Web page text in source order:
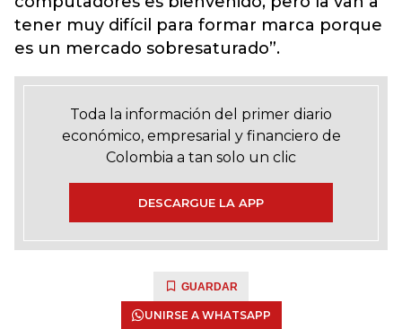
tener muy difícil para formar marca porque
es un mercado sobresaturado”.
Toda la información del primer diario
económico, empresarial y financiero de
Colombia a tan solo un clic
DESCARGUE LA APP
GUARDAR
UNIRSE A WHATSAPP